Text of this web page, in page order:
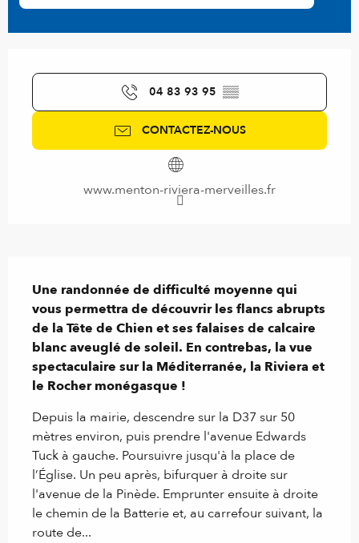
04 83 93 95 ▒▒
CONTACTEZ-NOUS
www.menton-riviera-merveilles.fr
Une randonnée de difficulté moyenne qui
vous permettra de découvrir les flancs abrupts
de la Tête de Chien et ses falaises de calcaire
blanc aveuglé de soleil. En contrebas, la vue
spectaculaire sur la Méditerranée, la Riviera et
le Rocher monégasque !
Depuis la mairie, descendre sur la D37 sur 50
mètres environ, puis prendre l'avenue Edwards
Tuck à gauche. Poursuivre jusqu'à la place de
l’Église. Un peu après, bifurquer à droite sur
l'avenue de la Pinède. Emprunter ensuite à droite
le chemin de la Batterie et, au carrefour suivant, la
route de...